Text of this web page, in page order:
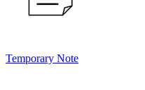
Temporary Note